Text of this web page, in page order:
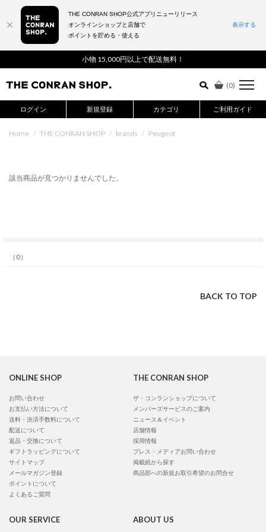
小物 15,000円以上で配送無料！
(0)
ログイン 新規登録 カテゴリ ご利用ガイド
詳細検索はこちら
Home / THE CONRAN SHOP / brands / Peugeot
該当商品が見つかりませんでした。
（0）
BACK TO TOP
ONLINE SHOP
お問い合わせ
お支払い方法について
送料・決済手数料について
配送について
返品・交換について
ギフトラッピングについて
サイトマップ
メールマガジン登録
ポイントについて
よくあるご質問
THE CONRAN SHOP
ザ・コンランショップについて
メンバーズサービスのご案内
ニュース＆イベント
店舗情報
採用情報
プレス・メディアお問い合わせ
掲載紙から探す
商品部への新規お取引希望のお問合せ
OUR SERVICE ABOUT US
THE CONRAN SHOP公式アプリニューリリース
オンラインショップと店舗で
ポイントを貯める・使える
表示する